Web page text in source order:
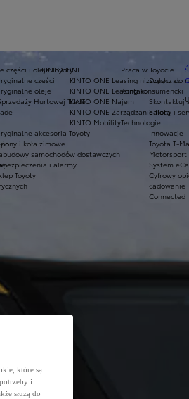
in
Praca w Toyocie
Dołącz do
Kontakt
Skontaktuj
Salony i
Technologie
Innowacje
Toyota T-
Motorsport
System
Cyfrowy
Ładowanie
Connected
KINTO ONE
KINTO ONE Leasing niższych rat
KINTO ONE Leasing konsumencki
KINTO ONE Najem
KINTO ONE Zarządzanie flotą
KINTO Mobility
części i oleje Toyoty
części
oleje
Hurtowej Trade
akcesoria Toyoty
i koła zimowe
samochodów dostawczych
i alarmy
Toyoty
które są
i
służą do